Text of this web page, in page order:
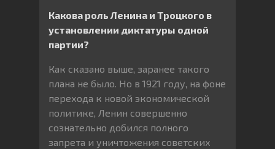
Какова роль Ленина и Троцкого в
установлении диктатуры одной
партии?
Как сказано выше, заранее такого
плана не было. Но в 1921 году, на фоне
перехода к новой экономической
политике, Ленин совершенно
сознательно добился полного
запрета и уничтожения советских